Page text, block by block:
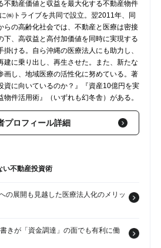
不動産価値と収益を最大化する不動産物件
㈱トライブを共同で設立。翌2011年、同
らの高齢化社会では、不動産と医療は密接
下、高収益と高付加価値を同時に実現する
ける。自ら沖縄の医療法人にも助力し、
建に乗り出し、再生させた。また、新たな
画し、地域医療の活性化に努めている。著
資に向いているのか？』『資産10億円を実
件活用術』（いずれも幻冬舎）がある。
プロフィール詳細
い不動産投資術
の展開も見越した医療法人化のメリッ
きが「資金調達」の面でも有利に働